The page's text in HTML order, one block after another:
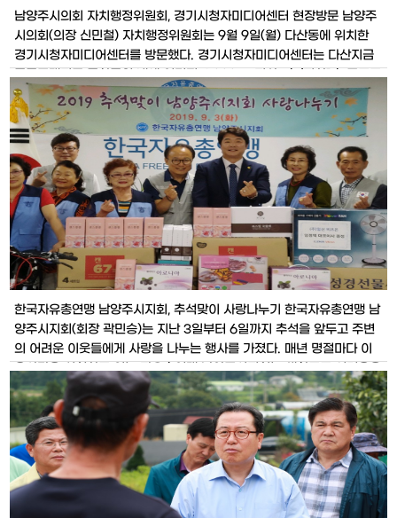
남양주시의회 자치행정위원회, 경기시청자미디어센터 현장방문 남양주
시의회(의장 신민철) 자치행정위원회는 9월 9일(월) 다산동에 위치한
경기시청자미디어센터를 방문했다. 경기시청자미디어센터는 다산지금
공공주택지구 문화공원 내에 연면적 4,222㎡, 지상3층/지하1층 규모로
건립되었으며, 10월 중 개관을 앞두고 있다. 이번 현장방문에는 자치행
정위원회 소속 8명의 전체의원이 참여하였으며 방송제작 스튜디오, 1인
방송 제작
한국자유총연맹 남양주시지회, 추석맞이 사랑나누기 한국자유총연맹 남
양주시지회(회장 곽민승)는 지난 3일부터 6일까지 추석을 앞두고 주변
의 어려운 이웃들에게 사랑을 나누는 행사를 가졌다. 매년 명절마다 이
웃사랑을 실천하고 있는 자유총연맹 남양주시지회는 생활고로 어려움을
겪는 가정과 홀로 계시는 어르신 등 쓸쓸한 명절을 보내는 이웃에게 찾
아가 한가위를 따뜻하게 지낼 수 있도록 100여점의 선물꾸러미를 전달
했다. 곽